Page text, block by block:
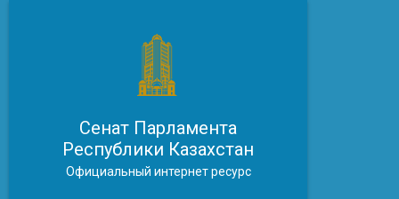
Сенат Парламента
Республики Казахстан
Официальный интернет ресурс